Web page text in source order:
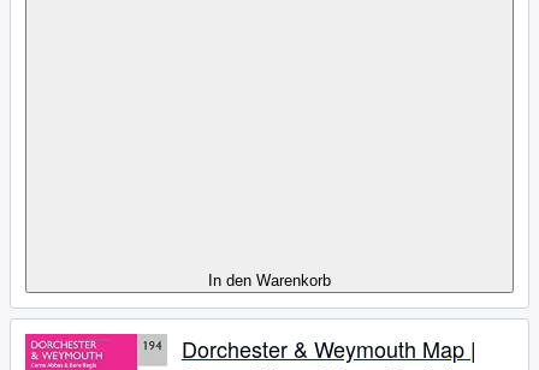
In den Warenkorb
Dorchester & Weymouth Map |